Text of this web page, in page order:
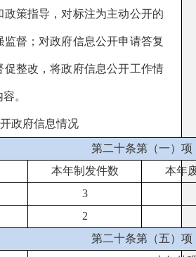
政策指导 ， 对标注为主动公开的
监督；对政府信息公开申请答复
促整改，将政府信息公开工作情
容。
政府信息情况
第二十条第（一）项
本年制发件数
本年
3
2
第二十条第（五）项